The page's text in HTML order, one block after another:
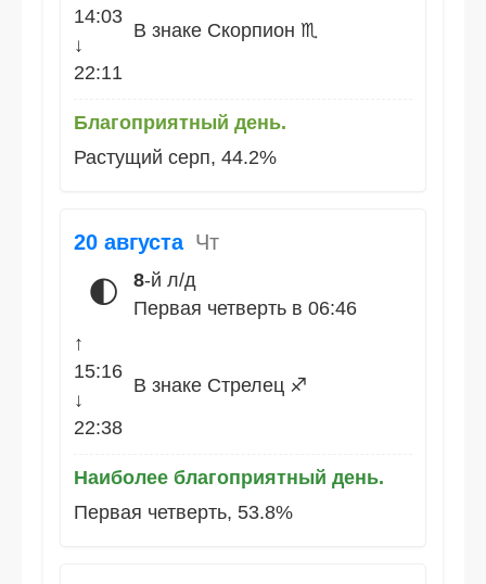
14:03
↓
22:11
В знаке Скорпион ♏
Благоприятный день.
Растущий серп, 44.2%
20 августа Чт
🌓 8-й л/д
Первая четверть в 06:46
↑
15:16
↓
22:38
В знаке Стрелец ♐
Наиболее благоприятный день.
Первая четверть, 53.8%